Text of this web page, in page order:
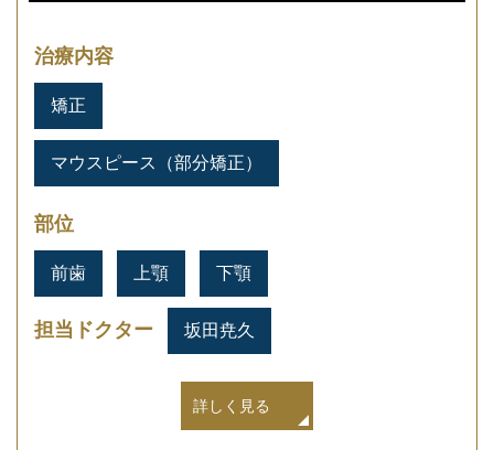
治療内容
矯正
マウスピース（部分矯正）
部位
前歯 上顎 下顎
担当ドクター 坂田尭久
詳しく見る